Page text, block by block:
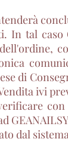
In tal
di
ivi
dal